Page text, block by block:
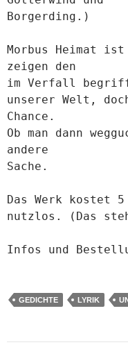
Borgerding.)
Morbus Heimat
zeigen den
im Verfall
unserer Welt,
Chance.
Ob man dann
andere
Sache.
Das Werk kostet
nutzlos. (Das
Infos und
GEDICHTE LYRIK